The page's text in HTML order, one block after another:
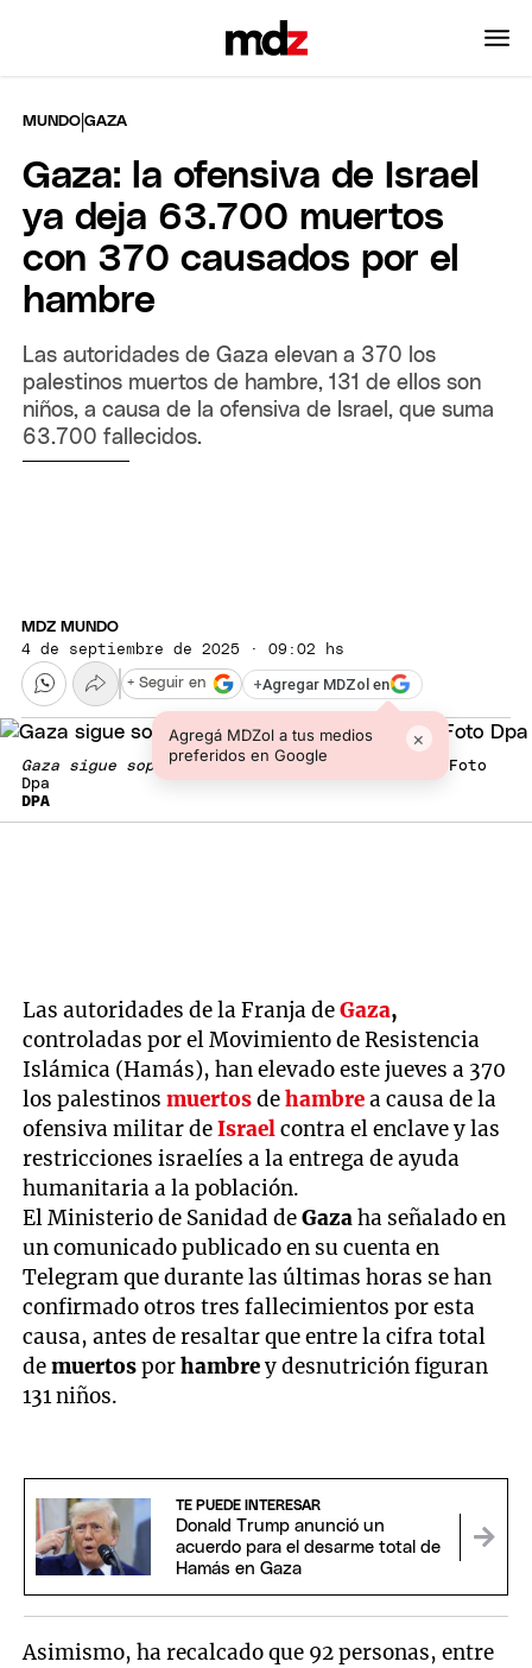
MUNDO |GAZA
Gaza: la ofensiva de Israel
ya deja 63.700 muertos
con 370 causados por el
hambre
Las autoridades de Gaza elevan a 370 los
palestinos muertos de hambre, 131 de ellos son
niños, a causa de la ofensiva de Israel, que suma
63.700 fallecidos.
MDZ MUNDO
4 de septiembre de 2025 · 09:02 hs
+Agregar MDZol en
Agregá MDZol a tus medios
preferidos en Google
×
+ Seguir en
Gaza sigue soportando la ofensiva de Israel
. Foto
Dpa
DPA
Las autoridades de la Franja deGaza,
controladas por el Movimiento de Resistencia
Islámica (Hamás), han elevado este jueves a 370
los palestinosmuertosdehambrea causa de la
ofensiva militar deIsraelcontra el enclave y las
restricciones israelíes a la entrega de ayuda
humanitaria a la población.
El Ministerio de Sanidad deGazaha señalado en
un comunicado publicado en su cuenta en
Telegram que durante las últimas horas se han
confirmado otros tres fallecimientos por esta
causa, antes de resaltar que entre la cifra total
demuertosporhambrey desnutrición figuran
131 niños.
TE PUEDE INTERESAR
Donald Trump anunció un
acuerdo para el desarme total de
Hamás en Gaza
Asimismo, ha recalcado que 92 personas, entre